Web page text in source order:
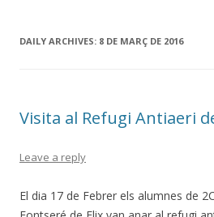
DAILY ARCHIVES: 8 DE MARÇ DE 2016
Visita al Refugi Antiaeri
Leave a reply
El dia 17 de Febrer els alumnes de